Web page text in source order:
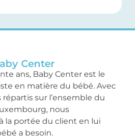
Center
ans, Baby Center est le
en matière du bébé. Avec
sur l’ensemble du
nous
la portée du client en lui
a besoin.